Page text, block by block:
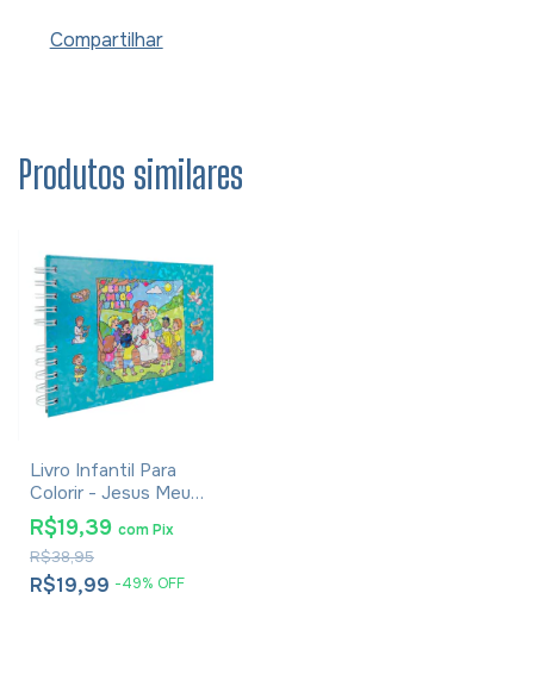
Compartilhar
Produtos similares
Livro Infantil Para
Colorir - Jesus Meu
Amigo Fiel - Capa
Espiral Grande Azul
R$19,99 -49% OFF
R$38,95
R$19,39 comPix